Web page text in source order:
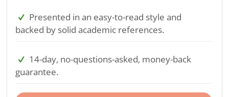
Presented in an easy-to-read style and
backed by solid academic references.
14-day, no-questions-asked, money-back
guarantee.